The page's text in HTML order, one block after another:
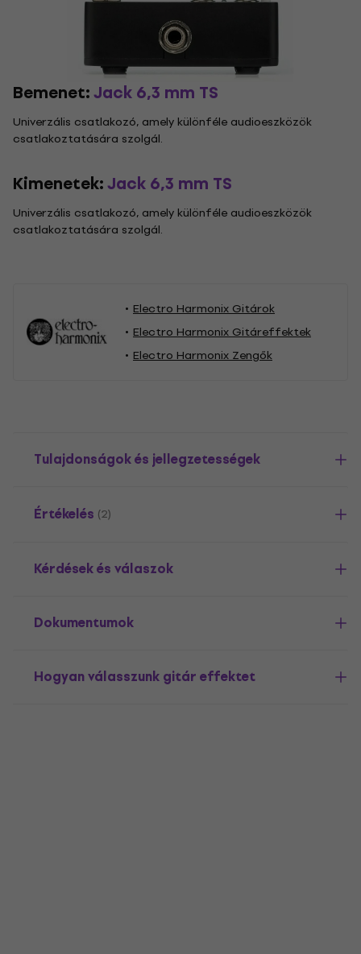
Bemenet:Jack 6,3 mm TS
Univerzális csatlakozó, amely különféle audioeszközök
csatlakoztatására szolgál.
Kimenetek:Jack 6,3 mm TS
Univerzális csatlakozó, amely különféle audioeszközök
csatlakoztatására szolgál.
Electro Harmonix Gitárok
Electro Harmonix Gitáreffektek
Electro Harmonix Zengők
Tulajdonságok és jellegzetességek
Értékelés (2)
Kérdések és válaszok
Dokumentumok
Hogyan válasszunk gitár effektet